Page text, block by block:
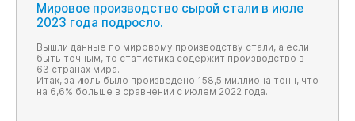
Мировое производство сырой стали в июле
2023 года подросло.
Вышли данные по мировому производству стали, а если
быть точным, то статистика содержит производство в
63 странах мира.
Итак, за июль было произведено 158,5 миллиона тонн, что
на 6,6% больше в сравнении с июлем 2022 года.